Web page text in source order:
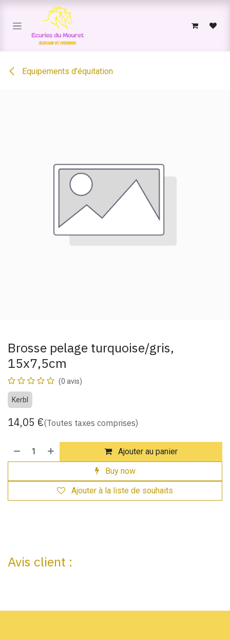
Se rendre au contenu
Equipements d'équitation
Brosse pelage turquoise/gris,
15x7,5cm
(0 avis)
Kerbl
14,05 €(Toutes taxes comprises)
Ajouter au panier
Buy now
Ajouter à la liste de souhaits
Avis client :